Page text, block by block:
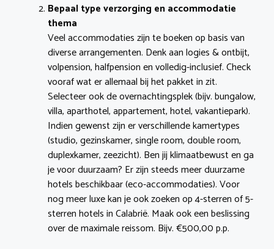
Bepaal type verzorging en accommodatie
thema
Veel accommodaties zijn te boeken op basis van
diverse arrangementen. Denk aan logies & ontbijt,
volpension, halfpension en volledig-inclusief. Check
vooraf wat er allemaal bij het pakket in zit.
Selecteer ook de overnachtingsplek (bijv. bungalow,
villa, aparthotel, appartement, hotel, vakantiepark).
Indien gewenst zijn er verschillende kamertypes
(studio, gezinskamer, single room, double room,
duplexkamer, zeezicht). Ben jij klimaatbewust en ga
je voor duurzaam? Er zijn steeds meer duurzame
hotels beschikbaar (eco-accommodaties). Voor
nog meer luxe kan je ook zoeken op 4-sterren of 5-
sterren hotels in Calabrië. Maak ook een beslissing
over de maximale reissom. Bijv. €500,00 p.p.